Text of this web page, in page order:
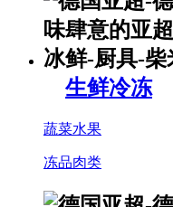
生鲜冷冻
蔬菜水果
冻品肉类